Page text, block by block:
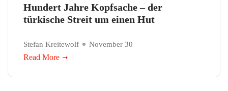
Hundert Jahre Kopfsache – der
türkische Streit um einen Hut
Stefan Kreitewolf November 30
Read More